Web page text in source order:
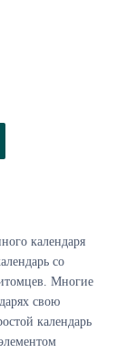
календаря
со
Многие
свою
календарь